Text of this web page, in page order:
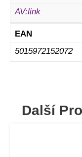
AV:link
EAN
5015972152072
Další